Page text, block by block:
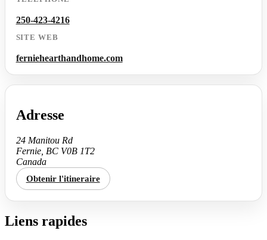
250-423-4216
SITE WEB
ferniehearthandhome.com
Adresse
24 Manitou Rd
Fernie, BC V0B 1T2
Canada
Obtenir l'itineraire
Liens rapides